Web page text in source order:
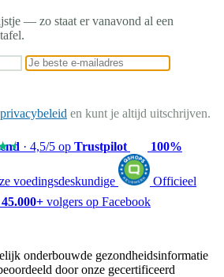
— zo staat er vanavond al een
privacybeleid en kunt je altijd uitschrijven.
· 4,5/5 op Trustpilot 100%
voedingsdeskundige
Officieel
45.000+ volgers op Facebook
onderbouwde gezondheidsinformatie
door onze gecertificeerd